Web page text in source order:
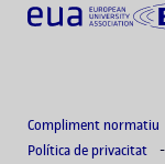
Compliment normatiu
Política de privacitat